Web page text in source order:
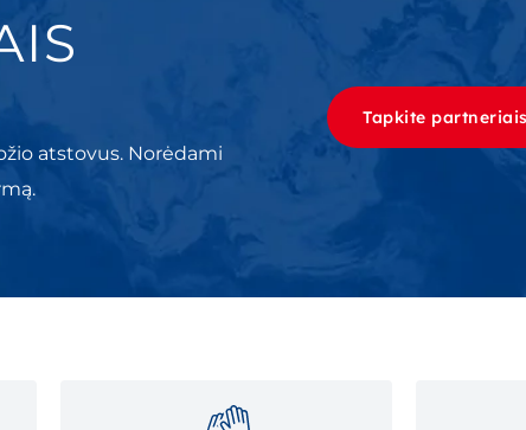
atstovus. Norėdami
Tapkite partneriais